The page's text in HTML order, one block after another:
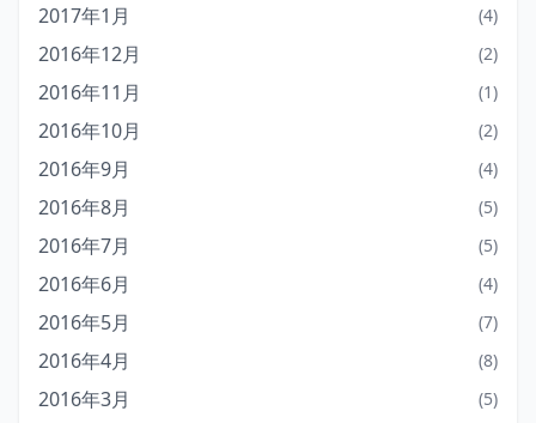
2017年1月 (4)
2016年12月 (2)
2016年11月 (1)
2016年10月 (2)
2016年9月 (4)
2016年8月 (5)
2016年7月 (5)
2016年6月 (4)
2016年5月 (7)
2016年4月 (8)
2016年3月 (5)